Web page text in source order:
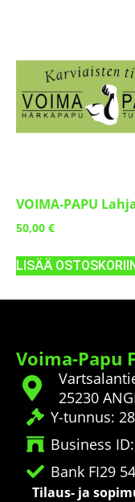
VOIMA-PAPU
50,00 €
LISÄÄ
Voima-Papu
25230
Y-tunnus:
Business
Bank FI29
Tilaus- ja